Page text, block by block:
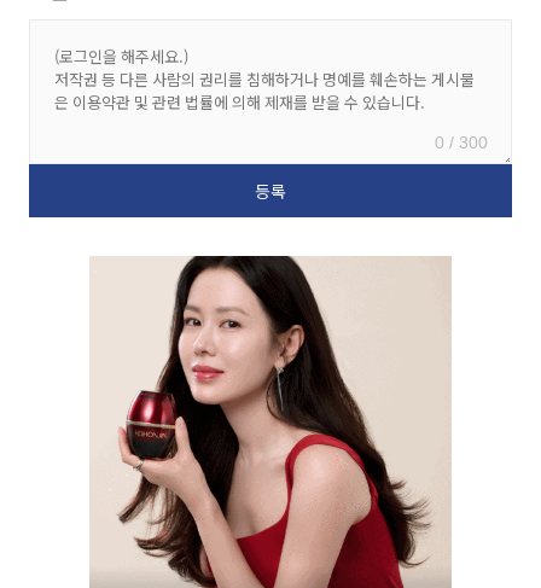
0 / 300